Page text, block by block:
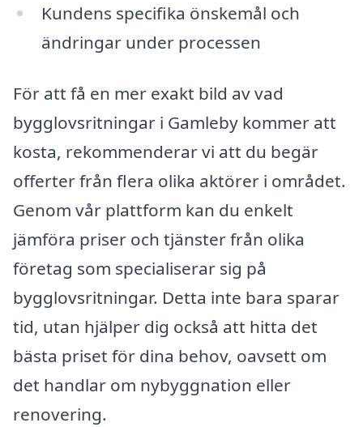
Kundens specifika önskemål och
ändringar under processen
För att få en mer exakt bild av vad
bygglovsritningar i Gamleby kommer att
kosta, rekommenderar vi att du begär
offerter från flera olika aktörer i området.
Genom vår plattform kan du enkelt
jämföra priser och tjänster från olika
företag som specialiserar sig på
bygglovsritningar. Detta inte bara sparar
tid, utan hjälper dig också att hitta det
bästa priset för dina behov, oavsett om
det handlar om nybyggnation eller
renovering.